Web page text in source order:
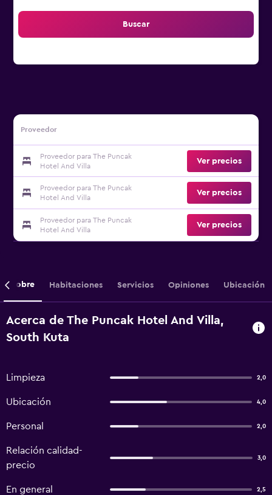
Buscar
Proveedor
Proveedor para The Puncak
Hotel And Villa
Ver precios
Proveedor para The Puncak
Hotel And Villa
Ver precios
Proveedor para The Puncak
Hotel And Villa
Ver precios
Sobre Habitaciones Servicios Opiniones Ubicación
Acerca de The Puncak Hotel And Villa,
South Kuta
Limpieza 2,0
Ubicación 4,0
Personal 2,0
Relación calidad-
precio
3,0
En general 2,5